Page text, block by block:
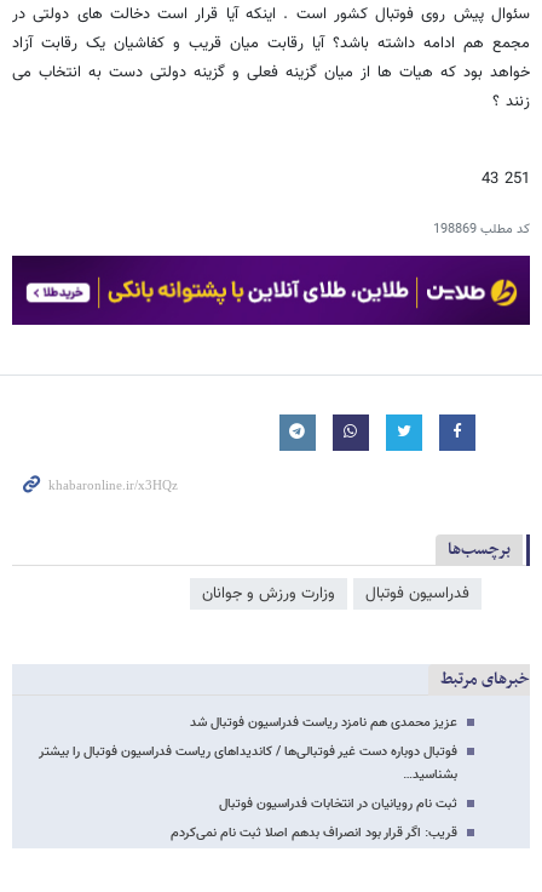
سئوال پیش روی فوتبال کشور است . اینکه آیا قرار است دخالت های دولتی در
مجمع هم ادامه داشته باشد؟ آیا رقابت میان قریب و کفاشیان یک رقابت آزاد
خواهد بود که هیات ها از میان گزینه فعلی و گزینه دولتی دست به انتخاب می
زنند ؟
251 43
کد مطلب198869
برچسب‌ها
فدراسیون فوتبال وزارت ورزش و جوانان
خبرهای مرتبط
عزیز محمدی هم نامزد ریاست فدراسیون فوتبال شد
فوتبال دوباره دست غیر فوتبالی‌ها / کاندیداهای ریاست فدراسیون فوتبال را بیشتر
بشناسید…
ثبت نام رویانیان در انتخابات فدراسیون فوتبال
قریب: اگر قرار بود انصراف بدهم اصلا ثبت نام نمی‌کردم